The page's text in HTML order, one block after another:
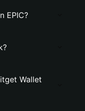
EPIC?
Wallet